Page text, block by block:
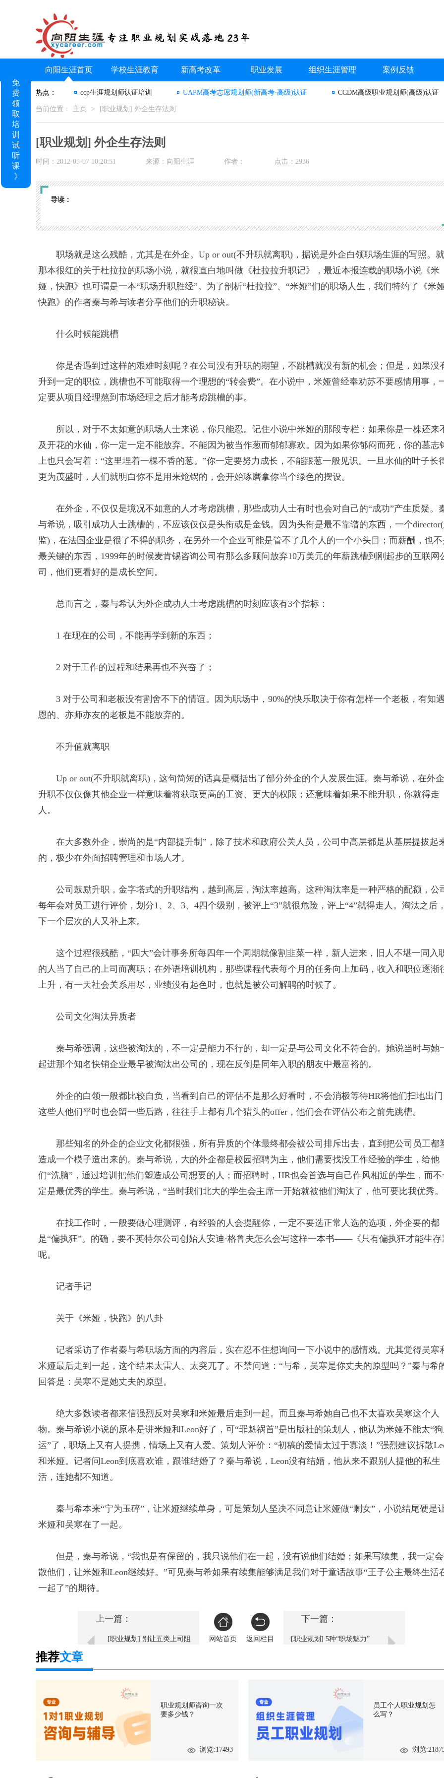
向阳生涯首页 学校生涯教育 新高考改革 职业发展 组织生涯管理 案例反馈
热点： ccp生涯规划师认证培训 UAPM高考志愿规划师(新高考·高级)认证 CCDM高级职业规划师(高级)认证
当前位置： 主页 > [职业规划] 外企生存法则
[职业规划] 外企生存法则
时间：2012-05-07 10:20:51 来源：向阳生涯 作者： 点击：2936
导读：
职场就是这么残酷，尤其是在外企。Up or out(不升职就离职)，据说是外企白领职场生涯的写照。
那本很红的关于杜拉拉的职场小说，就很直白地叫做《杜拉拉升职记》，最近本报连载的职场小说《米
娅，快跑》也可谓是一本“职场升职胜经”。为了剖析“杜拉拉”、“米娅”们的职场人生，我们特约了《米娅
快跑》的作者秦与希与读者分享他们的升职秘诀。
什么时候能跳槽
你是否遇到过这样的艰难时刻呢？在公司没有升职的期望，不跳槽就没有新的机会；但是，如果没
升到一定的职位，跳槽也不可能取得一个理想的“转会费”。在小说中，米娅曾经奉劝苏不要感情用事，
定要从项目经理熬到市场经理之后才能考虑跳槽的事。
所以，对于不太如意的职场人士来说，你只能忍。记住小说中米娅的那段专栏：如果你是一株还来
及开花的水仙，你一定一定不能放弃。不能因为被当作葱而郁郁寡欢。因为如果你郁闷而死，你的墓志
上也只会写着：“这里埋着一棵不香的葱。”你一定要努力成长，不能跟葱一般见识。一旦水仙的叶子长
更为茂盛时，人们就明白你不是用来炝锅的，会开始琢磨拿你当个绿色的摆设。
在外企，不仅仅是境况不如意的人才考虑跳槽，那些成功人士有时也会对自己的“成功”产生质疑。
与希说，吸引成功人士跳槽的，不应该仅仅是头衔或是金钱。因为头衔是最不靠谱的东西，一个
监)，在法国企业是很了不得的职务，在另外一个企业可能是管不了几个人的一个小头目；而薪酬，也不
最关键的东西，1999年的时候麦肯锡咨询公司有那么多顾问放弃10万美元的年薪跳槽到刚起步的互联网
司，他们更看好的是成长空间。
总而言之，秦与希认为外企成功人士考虑跳槽的时刻应该有3个指标：
1 在现在的公司，不能再学到新的东西；
2 对于工作的过程和结果再也不兴奋了；
3 对于公司和老板没有割舍不下的情谊。因为职场中，90%的快乐取决于你有怎样一个老板，有知
恩的、亦师亦友的老板是不能放弃的。
不升值就离职
Up or out(不升职就离职)，这句简短的话真是概括出了部分外企的个人发展生涯。秦与希说，在外企
升职不仅仅像其他企业一样意味着将获取更高的工资、更大的权限；还意味着如果不能升职，你就得走
人。
在大多数外企，崇尚的是“内部提升制”，除了技术和政府公关人员，公司中高层都是从基层提拔起
的，极少在外面招聘管理和市场人才。
公司鼓励升职，金字塔式的升职结构，越到高层，淘汰率越高。这种淘汰率是一种严格的配额，公
每年会对员工进行评价，划分1、2、3、4四个级别，被评上“3”就很危险，评上“4”就得走人。淘汰之后，
下一个层次的人又补上来。
这个过程很残酷，“四大”会计事务所每四年一个周期就像割韭菜一样，新人进来，旧人不堪一同入
的人当了自己的上司而离职；在外语培训机构，那些课程代表每个月的任务向上加码，收入和职位逐渐
上升，有一天社会关系用尽，业绩没有起色时，也就是被公司解聘的时候了。
公司文化淘汰异质者
秦与希强调，这些被淘汰的，不一定是能力不行的，却一定是与公司文化不符合的。她说当时与她
起进那个知名快销企业最早被淘汰出公司的，现在反倒是同年入职的朋友中最富裕的。
外企的白领一般都比较自负，当看到自己的评估不是那么好看时，不会消极等待HR将他们扫地出门
这些人他们平时也会留一些后路，往往手上都有几个猎头的offer，他们会在评估公布之前先跳槽。
那些知名的外企的企业文化都很强，所有异质的个体最终都会被公司排斥出去，直到把公司员工都
造成一个模子造出来的。秦与希说，大的外企都是校园招聘为主，他们需要找没工作经验的学生，给他
们“洗脑”，通过培训把他们塑造成公司想要的人；而招聘时，HR也会首选与自己作风相近的学生，而不
定是最优秀的学生。秦与希说，“当时我们北大的学生会主席一开始就被他们淘汰了，他可要比我优秀。
在找工作时，一般要做心理测评，有经验的人会提醒你，一定不要选正常人选的选项，外企要的都
是“偏执狂”。的确，要不英特尔公司创始人安迪·格鲁夫怎么会写这样一本书——《只有偏执狂才能生存
呢。
记者手记
关于《米娅，快跑》的八卦
记者采访了作者秦与希职场方面的内容后，实在忍不住想询问一下小说中的感情戏。尤其觉得吴寒
米娅最后走到一起，这个结果太雷人、太突兀了。不禁问道：“与希，吴寒是你丈夫的原型吗？”秦与希
回答是：吴寒不是她丈夫的原型。
绝大多数读者都来信强烈反对吴寒和米娅最后走到一起。而且秦与希她自己也不太喜欢吴寒这个人
物。秦与希说小说的原本是讲米娅和Leon好了，可“罪魁祸首”是出版社的策划人，他认为米娅不能太“
运”了，职场上又有人提携，情场上又有人爱。策划人评价：“初稿的爱情太过于寡淡！”强烈建议拆散
和米娅。记者问Leon到底喜欢谁，跟谁结婚了？秦与希说，Leon没有结婚，他从来不跟别人提他的私生
活，连她都不知道。
秦与希本来“宁为玉碎”，让米娅继续单身，可是策划人坚决不同意让米娅做“剩女”，小说结尾硬是
米娅和吴寒在了一起。
但是，秦与希说，“我也是有保留的，我只说他们在一起，没有说他们结婚；如果写续集，我一定
散他们，让米娅和Leon继续好。”可见秦与希如果有续集能够满足我们对于童话故事“王子公主最终生活
一起了”的期待。
上一篇：
[职业规划] 别让五类上司阻
网站首页 返回栏目
下一篇：
[职业规划] 5种“职场魅力”
推荐文章
职业规划师咨询一次
要多少钱？
浏览:17493
员工个人职业规划怎
么写？
浏览
免
费
领
取
培
训
试
听
课
》